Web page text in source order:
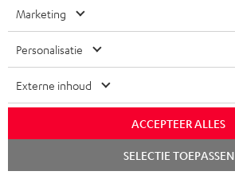
Downloads & support
o
w
Conformiteitsverklaring: CAGE
Safety Booklet: CAGE
Marketing
Personalisatie
Externe inhoud
ACCEPTEER ALLES
SELECTIE TOEPASSEN